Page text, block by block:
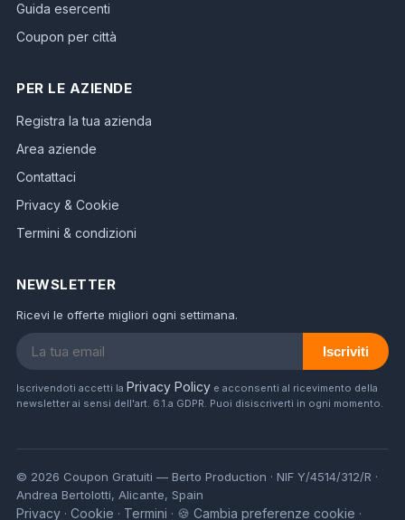
Guida esercenti
Coupon per città
PER LE AZIENDE
Registra la tua azienda
Area aziende
Contattaci
Privacy & Cookie
Termini & condizioni
NEWSLETTER
Ricevi le offerte migliori ogni settimana.
Iscriviti
Iscrivendoti accetti la Privacy Policy e acconsenti al ricevimento della
newsletter ai sensi dell'art. 6.1.a GDPR. Puoi disiscriverti in ogni momento.
© 2026 Coupon Gratuiti — Berto Production · NIF Y/4514/312/R ·
Andrea Bertolotti, Alicante, Spain
Privacy · Cookie · Termini · 🍪 Cambia preferenze cookie ·